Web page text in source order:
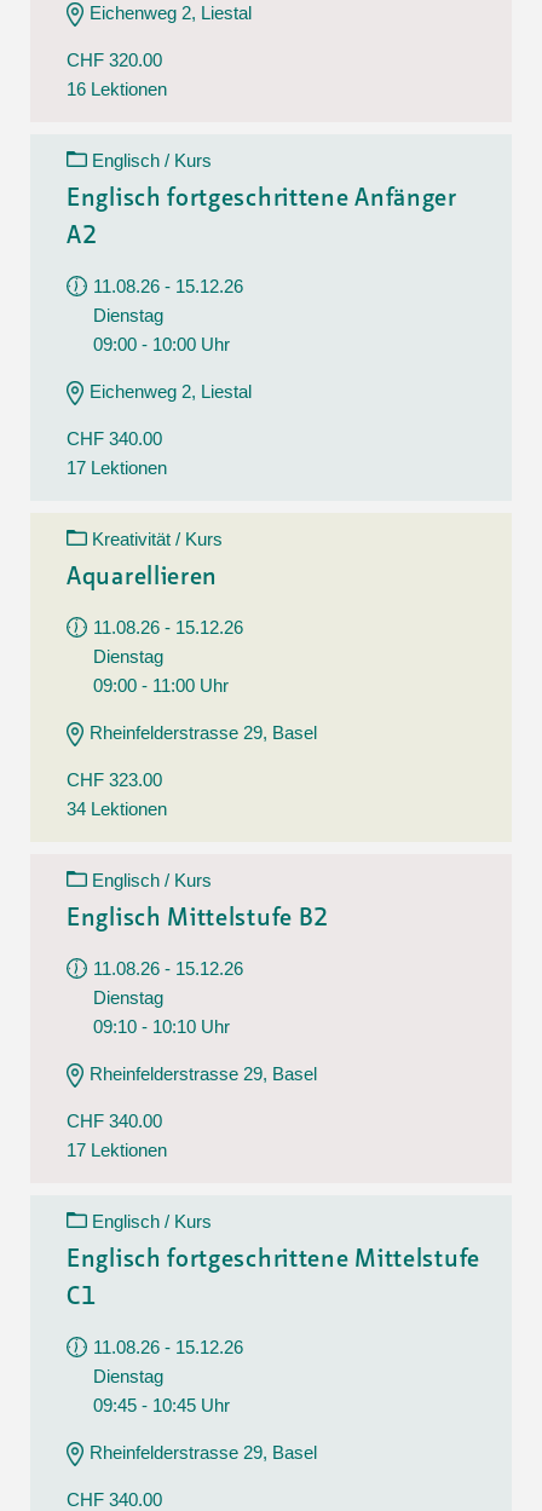
Eichenweg 2, Liestal
CHF 320.00
16 Lektionen
Englisch / Kurs
Englisch fortgeschrittene Anfänger
A2
11.08.26 - 15.12.26
Dienstag
09:00 - 10:00 Uhr
Eichenweg 2, Liestal
CHF 340.00
17 Lektionen
Kreativität / Kurs
Aquarellieren
11.08.26 - 15.12.26
Dienstag
09:00 - 11:00 Uhr
Rheinfelderstrasse 29, Basel
CHF 323.00
34 Lektionen
Englisch / Kurs
Englisch Mittelstufe B2
11.08.26 - 15.12.26
Dienstag
09:10 - 10:10 Uhr
Rheinfelderstrasse 29, Basel
CHF 340.00
17 Lektionen
Englisch / Kurs
Englisch fortgeschrittene Mittelstufe
C1
11.08.26 - 15.12.26
Dienstag
09:45 - 10:45 Uhr
Rheinfelderstrasse 29, Basel
CHF 340.00